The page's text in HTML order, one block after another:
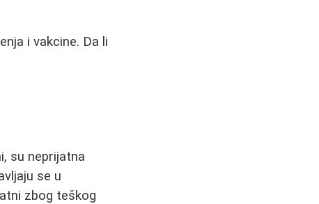
i vakcine. Da li
su neprijatna
se u
zbog teškog